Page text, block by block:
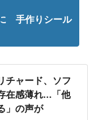
手作りシール
チャード、ソフ
在感薄れ...「他
」の声が